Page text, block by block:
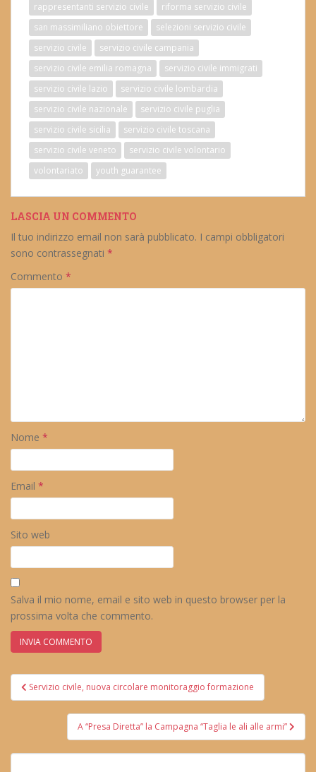
rappresentanti servizio civile
riforma servizio civile
san massimiliano obiettore
selezioni servizio civile
servizio civile
servizio civile campania
servizio civile emilia romagna
servizio civile immigrati
servizio civile lazio
servizio civile lombardia
servizio civile nazionale
servizio civile puglia
servizio civile sicilia
servizio civile toscana
servizio civile veneto
servizio civile volontario
volontariato
youth guarantee
LASCIA UN COMMENTO
Il tuo indirizzo email non sarà pubblicato. I campi obbligatori
sono contrassegnati *
Commento *
Nome *
Email *
Sito web
Salva il mio nome, email e sito web in questo browser per la
prossima volta che commento.
Navigazione
articoli
Servizio civile, nuova circolare monitoraggio formazione
A “Presa Diretta” la Campagna “Taglia le ali alle armi”